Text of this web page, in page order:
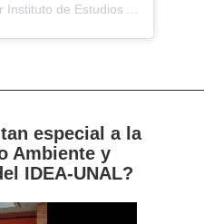
especial a la
Ambiente y
IDEA-UNAL?